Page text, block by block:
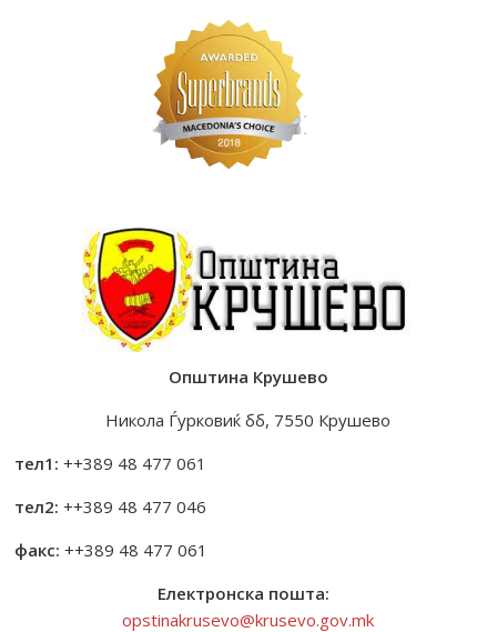
Општина Крушево
Никола Ѓурковиќ бб, 7550 Крушево
тел1: ++389 48 477 061
тел2: ++389 48 477 046
факс: ++389 48 477 061
Електронска пошта:
opstinakrusevo@krusevo.gov.mk